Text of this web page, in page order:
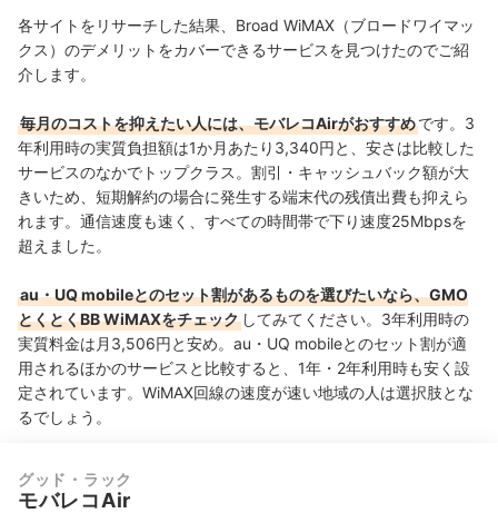
各サイトをリサーチした結果、Broad WiMAX（ブロードワイマッ
クス）のデメリットをカバーできるサービスを見つけたのでご紹
介します。
毎月のコストを抑えたい人には、モバレコAirがおすすめです。3
年利用時の実質負担額は1か月あたり3,340円と、安さは比較した
サービスのなかでトップクラス。割引・キャッシュバック額が大
きいため、短期解約の場合に発生する端末代の残債出費も抑えら
れます。通信速度も速く、すべての時間帯で下り速度25Mbpsを
超えました。
au・UQ mobileとのセット割があるものを選びたいなら、GMO
とくとくBB WiMAXをチェック してみてください。3年利用時の
実質料金は月3,506円と安め。au・UQ mobileとのセット割が適
用されるほかのサービスと比較すると、1年・2年利用時も安く設
定されています。WiMAX回線の速度が速い地域の人は選択肢とな
るでしょう。
グッド・ラック
モバレコAir